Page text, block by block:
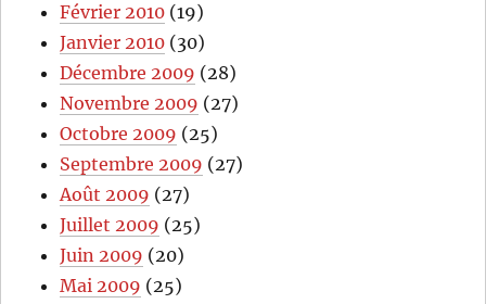
Février 2010 (19)
Janvier 2010 (30)
Décembre 2009 (28)
Novembre 2009 (27)
Octobre 2009 (25)
Septembre 2009 (27)
Août 2009 (27)
Juillet 2009 (25)
Juin 2009 (20)
Mai 2009 (25)